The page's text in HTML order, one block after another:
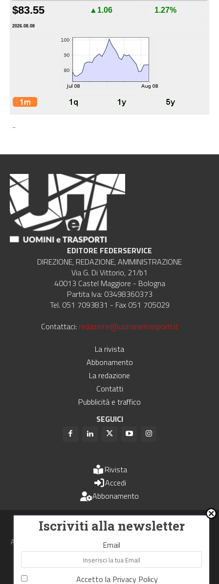
$83.55 ▲1.06 1.27%
2026.08.08
-
EDITORE FEDERSERVICE
DIREZIONE, REDAZIONE, AMMINISTRAZIONE
Via G. Di Vittorio, 21/b1
40013 Castel Maggiore - Bologna
Partita Iva: 03498360373
Tel. 051 7093831 - Fax 051 705029
Contattaci: redazione@uominietrasporti.it
La rivista
Abbonamento
La redazione
Contatti
Pubblicità e traffico
SEGUICI
Rivista
Accedi
Abbonamento
Uomini e Trasporti è un periodico associato all'Unione Stampa
Periodica Italiana - USPI
Autorizzazione del Tribunale di Bologna N.4993 del 15 giugno 1982
Webdesign made inNowhere
RIPRODUZIONE RISERVATA Privacy Policy Cookie Policy
Iscriviti alla newsletter
Email
Accetto la Privacy Policy